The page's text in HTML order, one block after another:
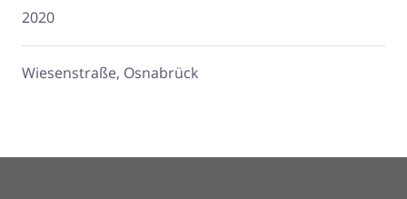
2020
Wiesenstraße, Osnabrück